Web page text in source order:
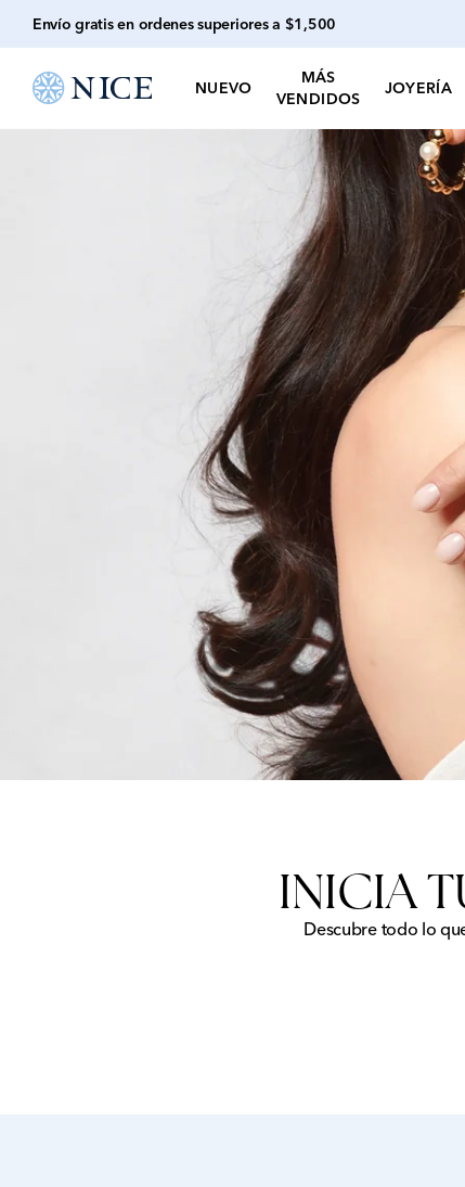
Envío gratis en ordenes superiores a $1,500
NUEVO
MÁS
VENDIDOS
JOYERÍA
INICIA
Descubre todo lo